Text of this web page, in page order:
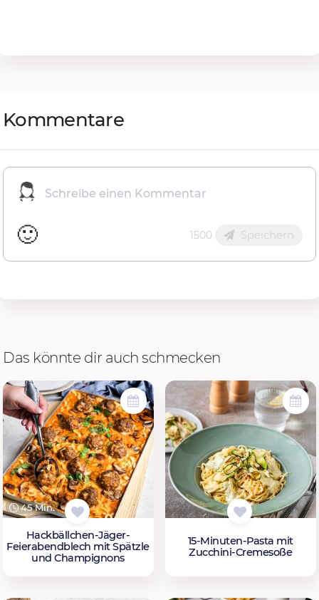
Kommentare
🙂 1500 Speichern
Das könnte dir auch schmecken
45 Min.
Hackbällchen-Jäger-
Feierabendblech mit Spätzle
und Champignons
15-Minuten-Pasta mit
Zucchini-Cremesoße